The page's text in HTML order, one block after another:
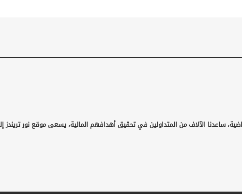
ساعدنا الآلاف من المتداولين في تحقيق أهدافهم المالية، يسعى موقع نور تريندز